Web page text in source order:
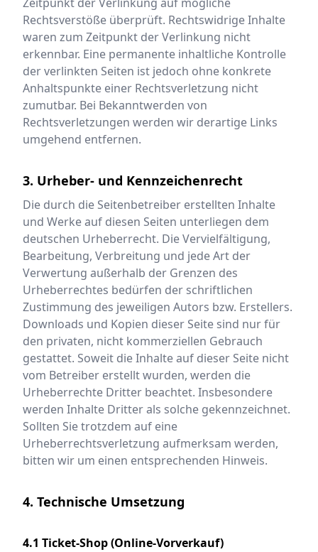
Rechtsverstöße überprüft. Rechtswidrige Inhalte
waren zum Zeitpunkt der Verlinkung nicht
erkennbar. Eine permanente inhaltliche Kontrolle
der verlinkten Seiten ist jedoch ohne konkrete
Anhaltspunkte einer Rechtsverletzung nicht
zumutbar. Bei Bekanntwerden von
Rechtsverletzungen werden wir derartige Links
umgehend entfernen.
3. Urheber- und Kennzeichenrecht
Die durch die Seitenbetreiber erstellten Inhalte
und Werke auf diesen Seiten unterliegen dem
deutschen Urheberrecht. Die Vervielfältigung,
Bearbeitung, Verbreitung und jede Art der
Verwertung außerhalb der Grenzen des
Urheberrechtes bedürfen der schriftlichen
Zustimmung des jeweiligen Autors bzw. Erstellers.
Downloads und Kopien dieser Seite sind nur für
den privaten, nicht kommerziellen Gebrauch
gestattet. Soweit die Inhalte auf dieser Seite nicht
vom Betreiber erstellt wurden, werden die
Urheberrechte Dritter beachtet. Insbesondere
werden Inhalte Dritter als solche gekennzeichnet.
Sollten Sie trotzdem auf eine
Urheberrechtsverletzung aufmerksam werden,
bitten wir um einen entsprechenden Hinweis.
4. Technische Umsetzung
4.1 Ticket-Shop (Online-Vorverkauf)